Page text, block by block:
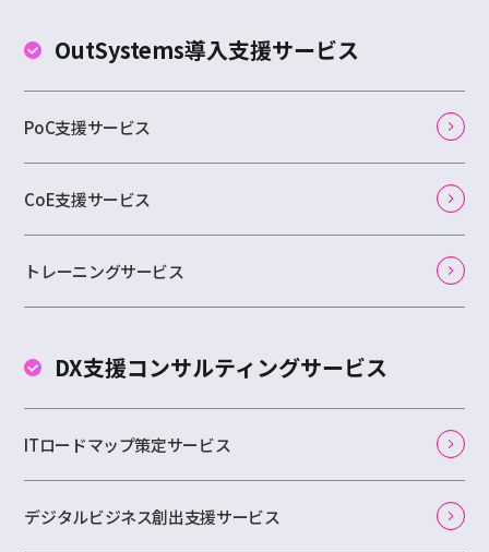
OutSystems導入支援サービス
PoC支援サービス
CoE支援サービス
トレーニングサービス
DX支援コンサルティングサービス
ITロードマップ策定サービス
デジタルビジネス創出支援サービス